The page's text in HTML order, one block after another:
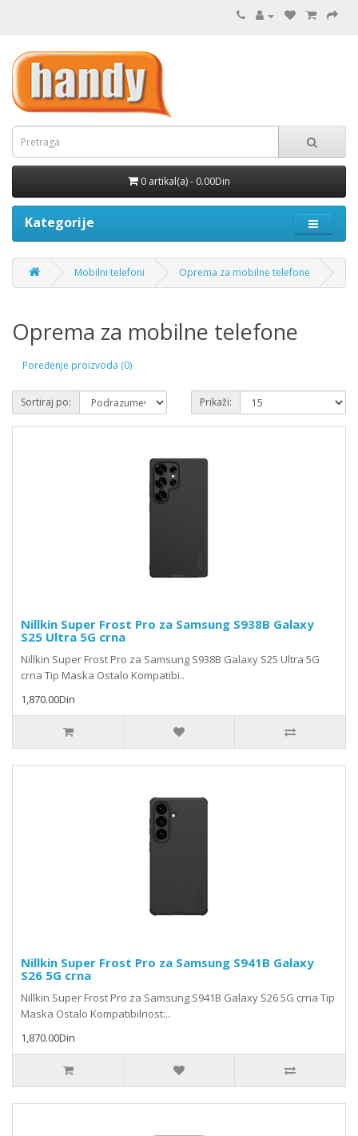
0 artikal(a) - 0.00Din
Kategorije
Mobilni telefoni Oprema za mobilne telefone
Oprema za mobilne telefone
Poređenje proizvoda (0)
Sortiraj po: Prikaži:
Nillkin Super Frost Pro za Samsung S938B Galaxy
S25 Ultra 5G crna
Nillkin Super Frost Pro za Samsung S938B Galaxy S25 Ultra 5G
crna Tip Maska Ostalo Kompatibi..
1,870.00Din
Nillkin Super Frost Pro za Samsung S941B Galaxy
S26 5G crna
Nillkin Super Frost Pro za Samsung S941B Galaxy S26 5G crna Tip
Maska Ostalo Kompatibilnost:..
1,870.00Din